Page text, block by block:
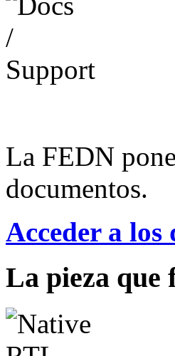
La FEDN
documentos.
Acceder a los
La pieza que